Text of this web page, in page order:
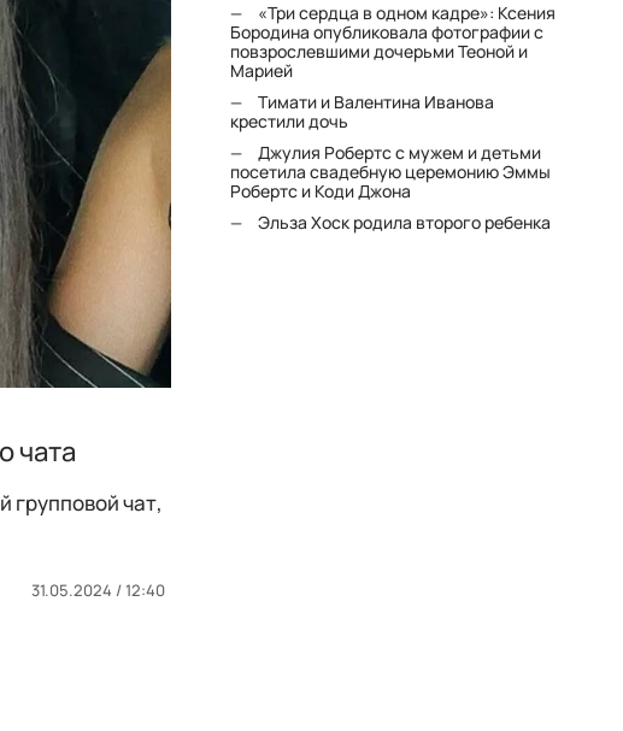
чата
групповой чат,
31.05.2024 / 12:40
«Три сердца в одном кадре»: Ксения
Бородина опубликовала фотографии с
повзрослевшими дочерьми Теоной и
Марией
Тимати и Валентина Иванова
крестили дочь
Джулия Робертс с мужем и детьми
посетила свадебную церемонию Эммы
Робертс и Коди Джона
Эльза Хоск родила второго ребенка